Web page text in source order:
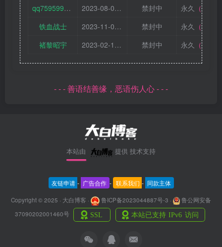
qq759599763
2023-08-04 19:23:02 禁封中 永久 （不可申诉）
铁血战士
2023-11-09 10:28:45 禁封中 永久 （不可申诉）
褚黎昭宇
2023-02-19 17:14:51 禁封中 永久 （不可申诉）
- - - 善语结善缘，恶语伤人心 - - -
本站由 提供 技术支持
友链申请 - 广告合作 - 联系我们 - 同款主体
Copyright © 2025 · 大白博客 · 鲁ICP备2023044887号-3 ·
鲁公网安备
37090202001460号